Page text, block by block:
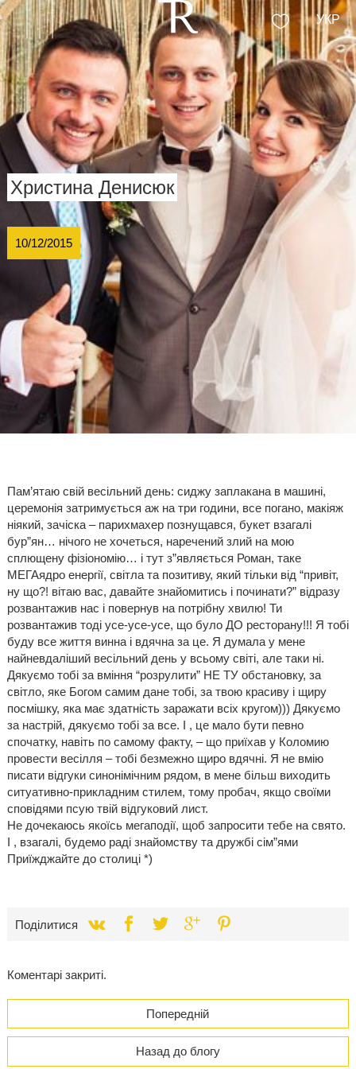
УКР
Христина Денисюк
10/12/2015
Пам’ятаю свій весільний день: сиджу заплакана в машині,
церемонія затримується аж на три години, все погано, макіяж
ніякий, зачіска – парихмахер познущався, букет взагалі
бур”ян… нічого не хочеться, наречений злий на мою
сплющену фізіономію… і тут з”являється Роман, таке
МЕГАядро енергії, світла та позитиву, який тільки від “привіт,
ну що?! вітаю вас, давайте знайомитись і починати?” відразу
розвантажив нас і повернув на потрібну хвилю! Ти
розвантажив тоді усе-усе-усе, що було ДО ресторану!!! Я тобі
буду все життя винна і вдячна за це. Я думала у мене
найневдаліший весільний день у всьому світі, але таки ні.
Дякуємо тобі за вміння “розрулити” НЕ ТУ обстановку, за
світло, яке Богом самим дане тобі, за твою красиву і щиру
посмішку, яка має здатність заражати всіх кругом))) Дякуємо
за настрій, дякуємо тобі за все. І , це мало бути певно
спочатку, навіть по самому факту, – що приїхав у Коломию
провести весілля – тобі безмежно щиро вдячні. Я не вмію
писати відгуки синонімічним рядом, в мене більш виходить
ситуативно-прикладним стилем, тому пробач, якщо своїми
сповідями псую твій відгуковий лист.
Не дочекаюсь якоїсь мегаподії, щоб запросити тебе на свято.
І , взагалі, будемо раді знайомству та дружбі сім”ями
Приїжджайте до столиці *)
Поділитися
Коментарі закриті.
Попередній
Назад до блогу